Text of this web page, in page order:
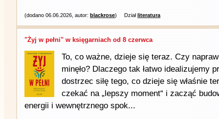
(dodano 06.06.2026, autor: blackrose) Działliteratura
"Żyj w pełni" w księgarniach od 8 czerwca
To, co ważne, dzieje się teraz. Czy
minęło? Dlaczego tak łatwo idealizujemy
dostrzec siłę tego, co dzieje się właśnie
czekać na „lepszy moment“ i zacząć
energii i wewnętrznego spok...